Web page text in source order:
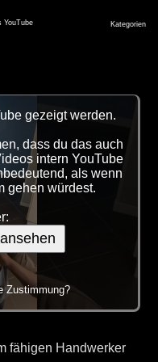
YouTube Kategorien
gezeigt werden.
dass du das auch
intern YouTube
als wenn
gehen würdest.
Zustimmung?
fähigen Handwerker